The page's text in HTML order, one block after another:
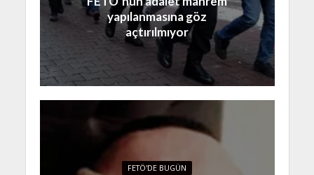
yapılanmasına göz
açtırılmıyor
FETÖ'DE BUGÜN